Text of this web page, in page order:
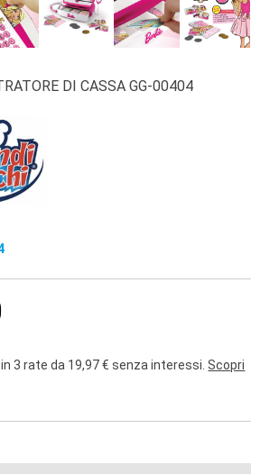
DI CASSA GG-00404
in 3 rate da 19,97 € senza interessi.Scopri